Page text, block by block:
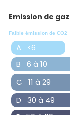
Emission de gaz
Faible émission de CO2
A <6
B 6 à 10
C 11 à 29
D 30 à 49